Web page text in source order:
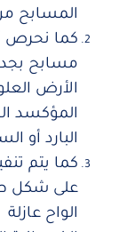
المسابح
كما نحرص
مسابح
الأرض
المؤكسد
البارد أو
كما يتم
على شكل
الواح